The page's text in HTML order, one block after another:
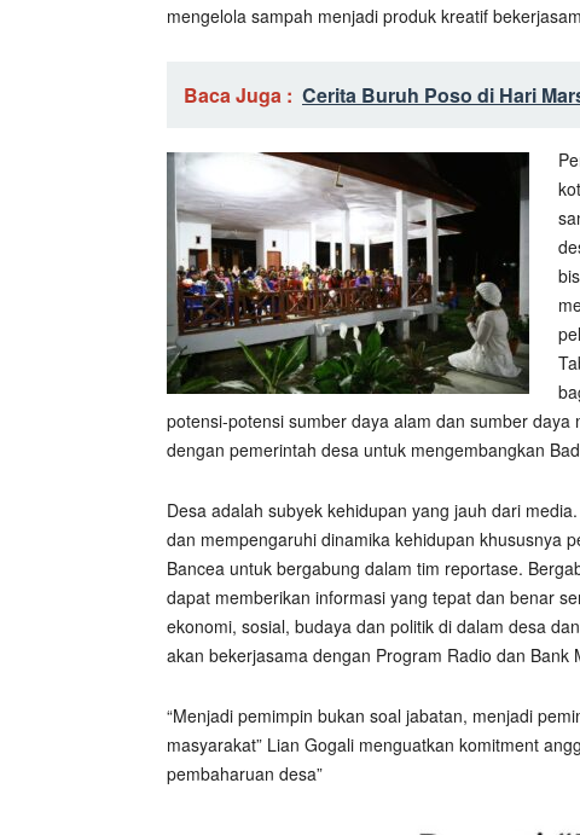
mengelola sampah menjadi produk kreatif
Baca Juga : Cerita Buruh Poso di Hari
potensi-potensi sumber daya alam dan sumber
dengan pemerintah desa untuk mengembangkan
Desa adalah subyek kehidupan yang jauh dari
dan mempengaruhi dinamika kehidupan khususnya
Bancea untuk bergabung dalam tim reportase.
dapat memberikan informasi yang tepat dan benar
ekonomi, sosial, budaya dan politik di dalam desa
akan bekerjasama dengan Program Radio dan Bank
“Menjadi pemimpin bukan soal jabatan, menjadi
masyarakat” Lian Gogali menguatkan komitment
pembaharuan desa”